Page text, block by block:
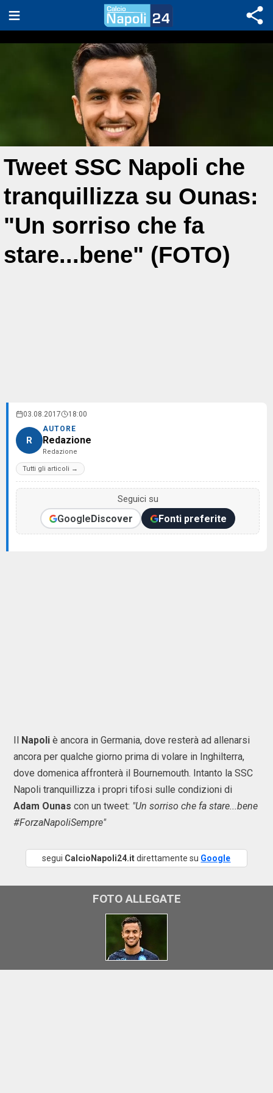
Tweet SSC Napoli che
tranquillizza su Ounas:
"Un sorriso che fa
stare...bene" (FOTO)
03.08.2017 18:00
R
AUTORE
Redazione
Redazione
Tutti gli articoli →
Seguici su
GoogleDiscover Fonti preferite
Il Napoli è ancora in Germania, dove resterà ad allenarsi
ancora per qualche giorno prima di volare in Inghilterra,
dove domenica affronterà il Bournemouth. Intanto la SSC
Napoli tranquillizza i propri tifosi sulle condizioni di
Adam Ounas con un tweet: "Un sorriso che fa stare...bene
#ForzaNapoliSempre"
segui CalcioNapoli24.itdirettamente su Google
FOTO ALLEGATE